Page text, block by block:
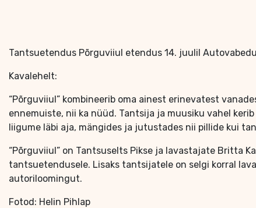
Tantsuetendus Põrguviiul etendus 14. juulil
Kavalehelt:
“Põrguviiul” kombineerib oma ainest erinevatest
ennemuiste, nii ka nüüd. Tantsija ja muusiku vahel
liigume läbi aja, mängides ja jutustades nii pillide kui
“Põrguviiul” on Tantsuselts Pikse ja lavastajate Britta
tantsuetendusele. Lisaks tantsijatele on selgi korral
autoriloomingut.
Fotod: Helin Pihlap